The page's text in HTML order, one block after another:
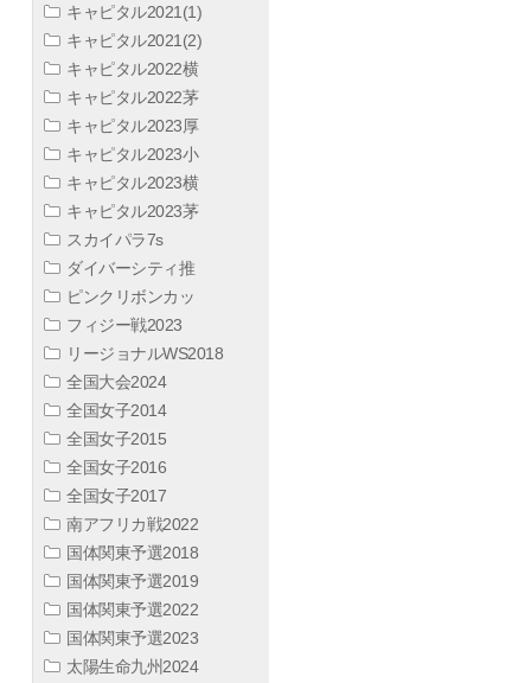
キャピタル2021(1)
キャピタル2021(2)
キャピタル2022横
キャピタル2022茅
キャピタル2023厚
キャピタル2023小
キャピタル2023横
キャピタル2023茅
スカイパラ7s
ダイバーシティ推
ピンクリボンカッ
フィジー戦2023
リージョナルWS2018
全国大会2024
全国女子2014
全国女子2015
全国女子2016
全国女子2017
南アフリカ戦2022
国体関東予選2018
国体関東予選2019
国体関東予選2022
国体関東予選2023
太陽生命九州2024